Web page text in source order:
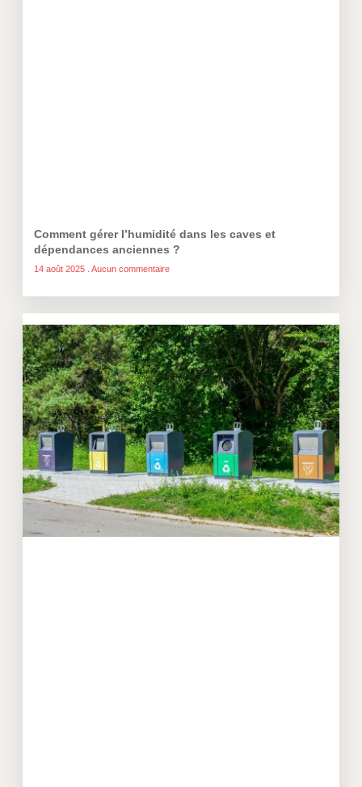
Comment gérer l’humidité dans les caves et
dépendances anciennes ?
14 août 2025 Aucun commentaire